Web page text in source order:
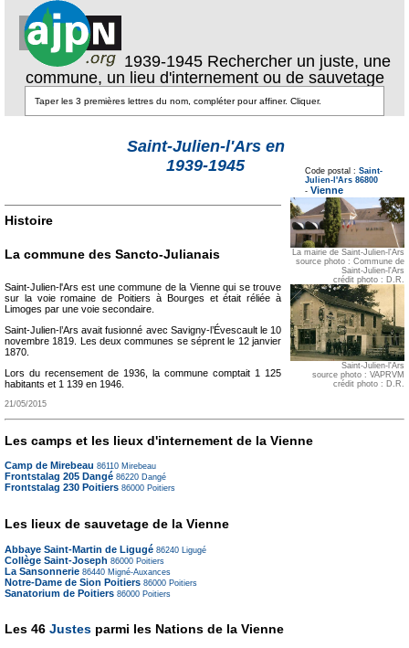
1939-1945 Rechercher un juste, une
commune, un lieu d'internement ou de sauvetage
Saint-Julien-l'Ars en
1939-1945
Code postal : Saint-
Julien-l'Ars 86800
- Vienne
La mairie de Saint-Julien-l'Ars
source photo : Commune de
Saint-Julien-l'Ars
crédit photo : D.R.
Saint-Julien-l'Ars
source photo : VAPRVM
crédit photo : D.R.
Histoire
La commune des Sancto-Julianais
Saint-Julien-l'Ars est une commune de la Vienne qui se trouve
sur la voie romaine de Poitiers à Bourges et était réliée à
Limoges par une voie secondaire.
Saint-Julien-l’Ars avait fusionné avec Savigny-l’Évescault le 10
novembre 1819. Les deux communes se séprent le 12 janvier
1870.
Lors du recensement de 1936, la commune comptait 1 125
habitants et 1 139 en 1946.
21/05/2015
Les camps et les lieux d'internement de la Vienne
Camp de Mirebeau 86110 Mirebeau
Frontstalag 205 Dangé 86220 Dangé
Frontstalag 230 Poitiers 86000 Poitiers
Les lieux de sauvetage de la Vienne
Abbaye Saint-Martin de Ligugé 86240 Ligugé
Collège Saint-Joseph 86000 Poitiers
La Sansonnerie 86440 Migné-Auxances
Notre-Dame de Sion Poitiers 86000 Poitiers
Sanatorium de Poitiers 86000 Poitiers
Les 46 Justes parmi les Nations de la Vienne